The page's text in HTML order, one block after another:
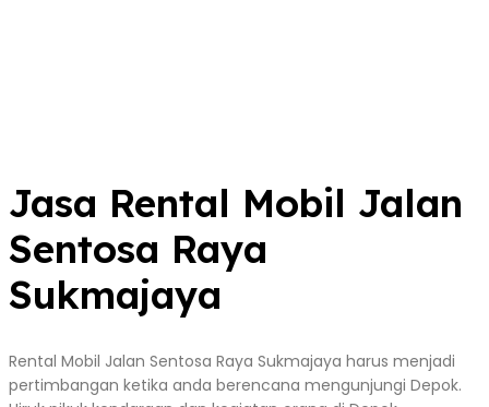
Jasa Rental Mobil Jalan
Sentosa Raya
Sukmajaya
Rental Mobil Jalan Sentosa Raya Sukmajaya harus menjadi
pertimbangan ketika anda berencana mengunjungi Depok.